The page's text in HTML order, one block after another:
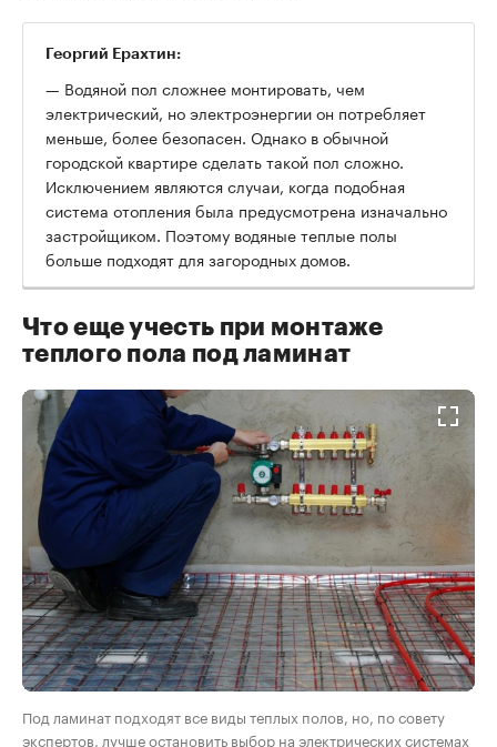
Георгий Ерахтин:
— Водяной пол сложнее монтировать, чем
электрический, но электроэнергии он потребляет
меньше, более безопасен. Однако в обычной
городской квартире сделать такой пол сложно.
Исключением являются случаи, когда подобная
система отопления была предусмотрена изначально
застройщиком. Поэтому водяные теплые полы
больше подходят для загородных домов.
Что еще учесть при монтаже
теплого пола под ламинат
Под ламинат подходят все виды теплых полов, но, по совету
экспертов, лучше остановить выбор на электрических системах